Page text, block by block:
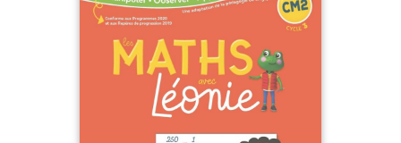
Mot de passe ou identifiant oublié